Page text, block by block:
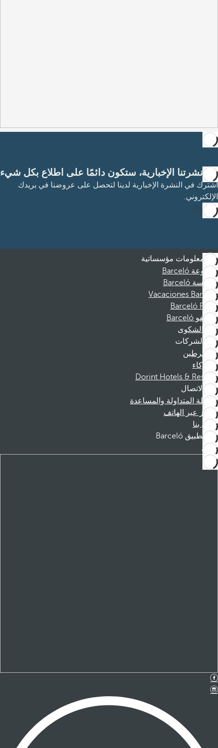
مع نشرتنا الإخبارية، ستكون دائمًا على اطلاع بكل شيء
اشترك في النشرة الإخبارية لدينا لتحصل على عروضنا في بريدك
الإلكتروني.
الاشتراك
معلومات مؤسساتية
مجموعة Barceló
مؤسسة Barceló
Vacaciones Barceló
Barceló Films
موظفو Barceló
قناة الشكوى
الشركات
المنخرطين
الشركاء
Dorint Hotels & Resorts
الاتصال
الأسئلة المتداولة والمساعدة
الحجز عبر الهاتف
اتصل بنا
تطبيق Barceló
تنزيل